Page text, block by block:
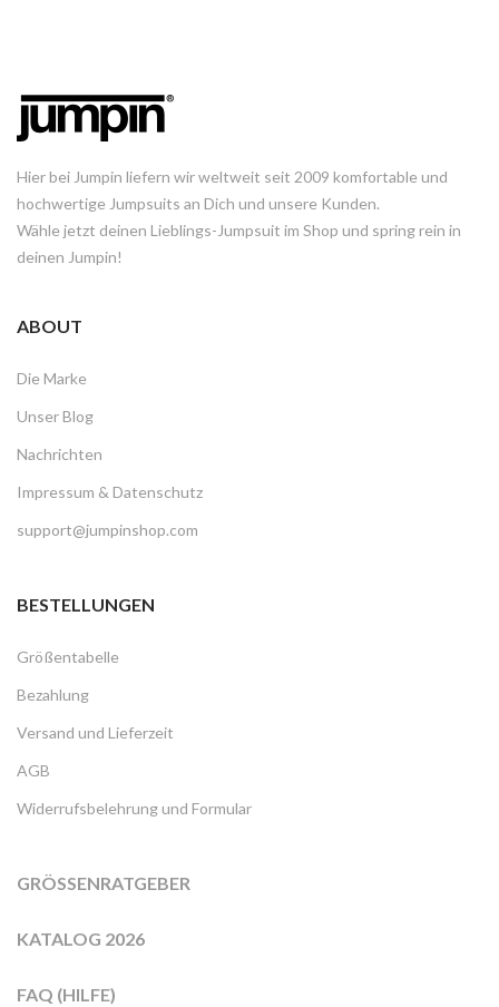
Hier bei Jumpin liefern wir weltweit seit 2009 komfortable und
hochwertige Jumpsuits an Dich und unsere Kunden.
Wähle jetzt deinen Lieblings-Jumpsuit im Shop und spring rein in
deinen Jumpin!
ABOUT
Die Marke
Unser Blog
Nachrichten
Impressum & Datenschutz
support@jumpinshop.com
BESTELLUNGEN
Größentabelle
Bezahlung
Versand und Lieferzeit
AGB
Widerrufsbelehrung und Formular
GRÖSSENRATGEBER
KATALOG 2026
FAQ (HILFE)